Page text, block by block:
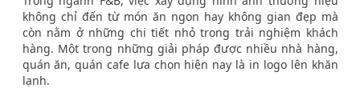
không chỉ đến từ món ăn ngon hay không gian đẹp mà
còn nằm ở những chi tiết nhỏ trong trải nghiệm khách
hàng. Một trong những giải pháp được nhiều nhà hàng,
quán ăn, quán cafe lựa chọn hiện nay là in logo lên khăn
lạnh.